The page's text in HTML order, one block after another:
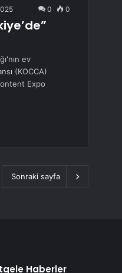
0 0
ev
(KOCCA)
Expo
Sonraki sayfa
Haberler